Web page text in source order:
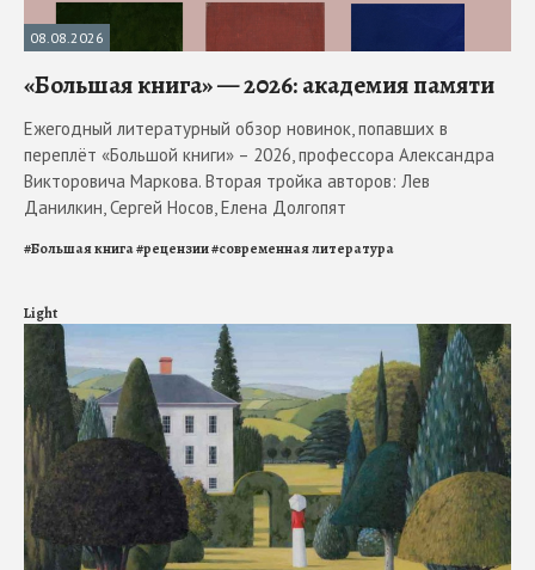
08.08.2026
«Большая книга» — 2026: академия памяти
Ежегодный литературный обзор новинок, попавших в
переплёт «Большой книги» – 2026, профессора Александра
Викторовича Маркова. Вторая тройка авторов: Лев
Данилкин, Сергей Носов, Елена Долгопят
#Большая книга#рецензии#современная литература
Light